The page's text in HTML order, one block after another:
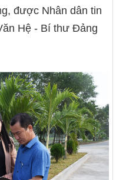
được Nhân dân tin
Hệ - Bí thư Đảng